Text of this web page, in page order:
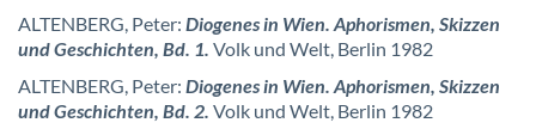
ALTENBERG, Peter: Diogenes in Wien. Aphorismen, Skizzen
und Geschichten, Bd. 1. Volk und Welt, Berlin 1982
ALTENBERG, Peter: Diogenes in Wien. Aphorismen, Skizzen
und Geschichten, Bd. 2. Volk und Welt, Berlin 1982